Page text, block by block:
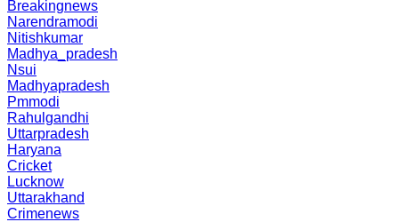
Breakingnews
Narendramodi
Nitishkumar
Madhya_pradesh
Nsui
Madhyapradesh
Pmmodi
Rahulgandhi
Uttarpradesh
Haryana
Cricket
Lucknow
Uttarakhand
Crimenews